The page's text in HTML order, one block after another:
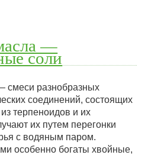
—
соли
разнобразных
соединений, состоящих
терпеноидов и их
их путем перегонки
с водяным паром.
особенно богаты хвойные,